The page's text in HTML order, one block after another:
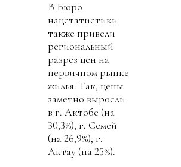
В Бюро
нацстатистики
также привели
региональный
разрез цен на
первичном рынке
жилья. Так, цены
заметно выросли
в г. Актобе (на
30,3%), г. Семей
(на 26,9%), г.
Актау (на 25%).